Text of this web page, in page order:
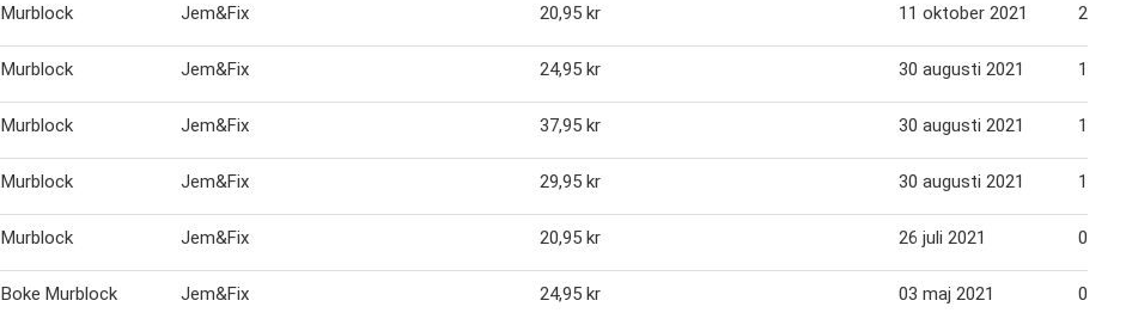
Murblock Jem&Fix 20,95 kr 11 oktober 2021 24
Murblock Jem&Fix 24,95 kr 30 augusti 2021 12
Murblock Jem&Fix 37,95 kr 30 augusti 2021 12
Murblock Jem&Fix 29,95 kr 30 augusti 2021 12
Murblock Jem&Fix 20,95 kr 26 juli 2021 01
Boke Murblock Jem&Fix 24,95 kr 03 maj 2021 09